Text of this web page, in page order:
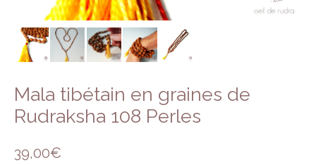
Mala tibétain en graines de
Rudraksha 108 Perles
39,00€